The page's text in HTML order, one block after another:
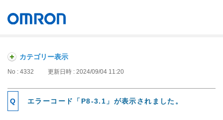
カテゴリー表示
No : 4332 更新日時 : 2024/09/04 11:20
エラーコード「P8-3.1」が表示されました。